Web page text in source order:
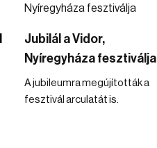
Jubilál a Vidor,
Nyíregyháza fesztiválja
A jubileumra megújították a
fesztivál arculatát is.